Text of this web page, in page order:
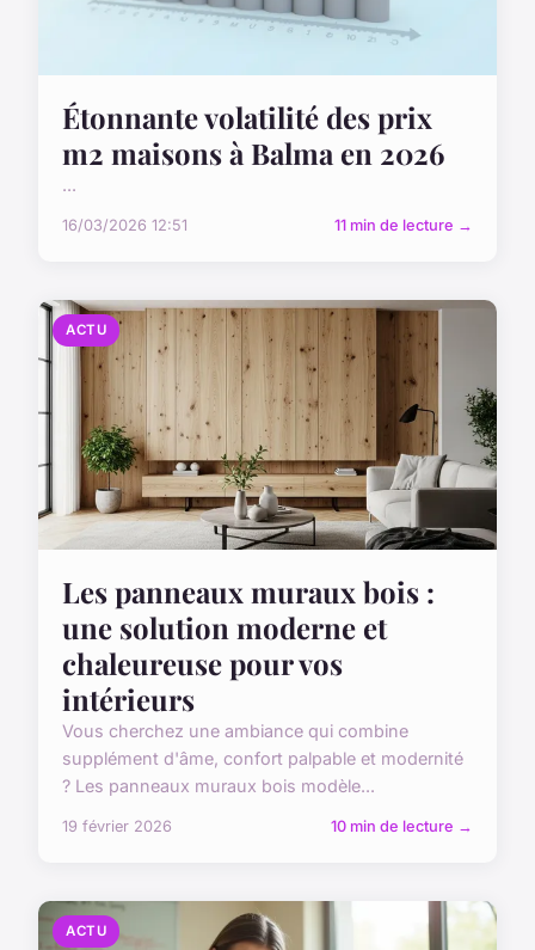
Étonnante volatilité des prix
m2 maisons à Balma en 2026
...
16/03/2026 12:51 11 min de lecture →
ACTU
Les panneaux muraux bois :
une solution moderne et
chaleureuse pour vos
intérieurs
Vous cherchez une ambiance qui combine
supplément d'âme, confort palpable et modernité
? Les panneaux muraux bois modèle...
19 février 2026 10 min de lecture →
ACTU